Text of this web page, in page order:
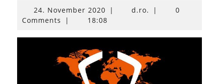
24. November 202024.
November
| d.ro. |
0
Comments
| 18:08